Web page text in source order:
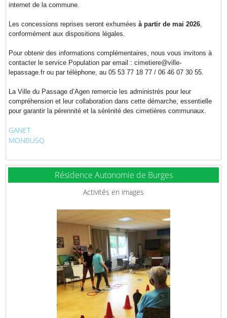
internet de la commune.
Les concessions reprises seront exhumées à partir de mai 2026
conformément aux dispositions légales.
Pour obtenir des informations complémentaires, nous vous invitons à
contacter le service Population par email : cimetiere@ville-
lepassage.fr ou par téléphone, au 05 53 77 18 77 / 06 46 07 30 55.
La Ville du Passage d’Agen remercie les administrés pour leur
compréhension et leur collaboration dans cette démarche, essentielle
pour garantir la pérennité et la sérénité des cimetières communaux.
GANET
MONBUSQ
Résidence Autonomie de Burges
Activités en images